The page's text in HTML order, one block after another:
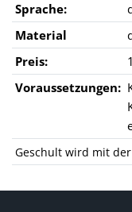
Sprache:
Material
Preis:
Voraussetzungen:
Geschult wird mit